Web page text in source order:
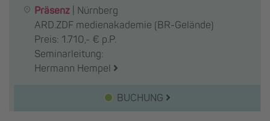
Präsenz
Nürnberg
ARD.ZDF medienakademie (BR-Gelände)
Preis: 1.710,- € p.P.
Seminarleitung:
Hermann Hempel
BUCHUNG